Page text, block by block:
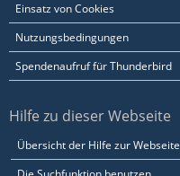
Einsatz von Cookies
Nutzungsbedingungen
Spendenaufruf für Thunderbird
Hilfe zu dieser Webseite
Übersicht der Hilfe zur Webseite